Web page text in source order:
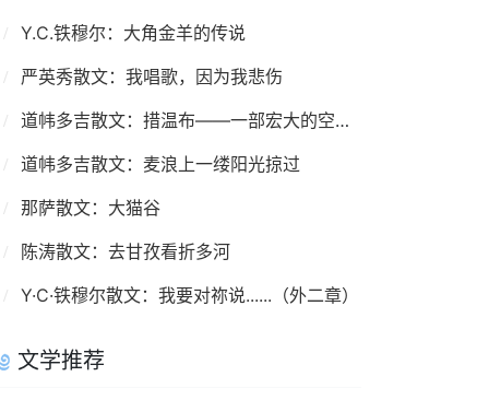
Y.C.铁穆尔：大角金羊的传说
严英秀散文：我唱歌，因为我悲伤
道帏多吉散文：措温布——一部宏大的空间叙事
道帏多吉散文：麦浪上一缕阳光掠过
那萨散文：大猫谷
陈涛散文：去甘孜看折多河
Y·C·铁穆尔散文：我要对祢说......（外二章）
文学推荐